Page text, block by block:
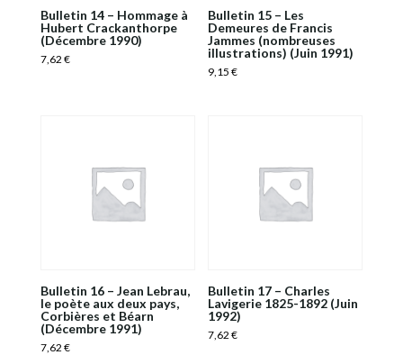
Bulletin 14 – Hommage à
Hubert Crackanthorpe
(Décembre 1990)
7,62 €
Bulletin 15 – Les
Demeures de Francis
Jammes (nombreuses
illustrations) (Juin 1991)
9,15€
Bulletin 16 – Jean Lebrau,
le poète aux deux pays,
Corbières et Béarn
(Décembre 1991)
7,62 €
Bulletin 17 – Charles
Lavigerie 1825-1892 (Juin
1992)
7,62€